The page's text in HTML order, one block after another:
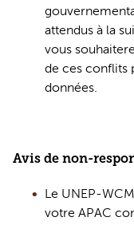
attendus à la
vous
de ces conflits
données.
Avis de non-
Le UNEP-
votre APAC